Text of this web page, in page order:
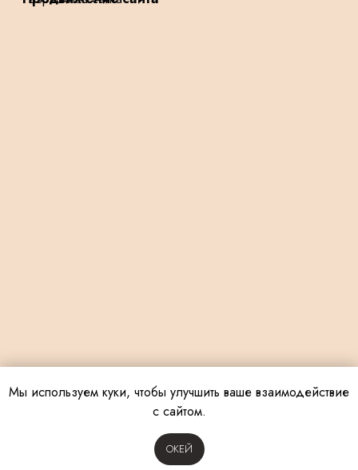
Мы используем куки, чтобы улучшить ваше взаимодействие
с сайтом.
OКЕЙ
Made on Tilda